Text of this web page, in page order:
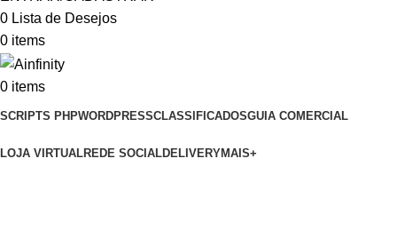
0 Lista de Desejos
0 items
0 items
SCRIPTS PHPWORDPRESSCLASSIFICADOSGUIA COMERCIAL
LOJA VIRTUALREDE SOCIALDELIVERYMAIS+